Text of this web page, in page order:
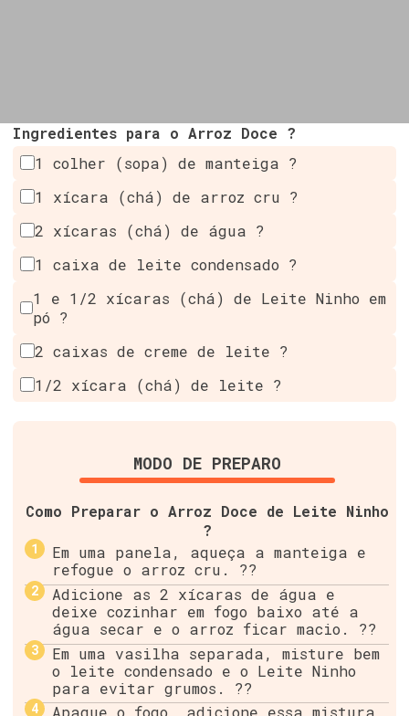
Ingredientes para o Arroz Doce ?
1 colher (sopa) de manteiga ?
1 xícara (chá) de arroz cru ?
2 xícaras (chá) de água ?
1 caixa de leite condensado ?
1 e 1/2 xícaras (chá) de Leite Ninho em
pó ?
2 caixas de creme de leite ?
1/2 xícara (chá) de leite ?
MODO DE PREPARO
Como Preparar o Arroz Doce de Leite Ninho
?
Em uma panela, aqueça a manteiga e
refogue o arroz cru. ??
Adicione as 2 xícaras de água e
deixe cozinhar em fogo baixo até a
água secar e o arroz ficar macio. ??
Em uma vasilha separada, misture bem
o leite condensado e o Leite Ninho
para evitar grumos. ??